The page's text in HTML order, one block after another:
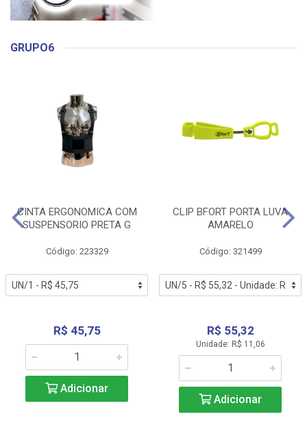
GRUPO6
CINTA ERGONOMICA COM
SUSPENSORIO PRETA G
Código: 223329
R$ 45,75
Adicionar
CLIP BFORT PORTA LUVA
AMARELO
Código: 321499
R$ 55,32
Unidade: R$ 11,06
Adicionar